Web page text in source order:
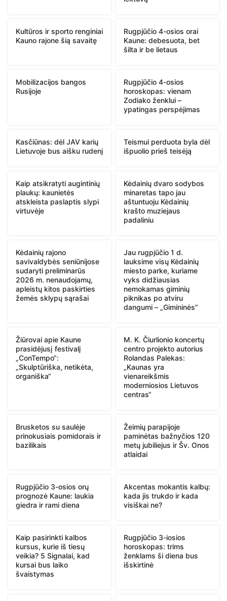
Kultūros ir sporto renginiai
Kauno rajone šią savaitę
Rugpjūčio 4-osios orai
Kaune: debesuota, bet
šilta ir be lietaus
Mobilizacijos bangos
Rusijoje
Rugpjūčio 4-osios
horoskopas: vienam
Zodiako ženklui –
ypatingas perspėjimas
Kasčiūnas: dėl JAV karių
Lietuvoje bus aišku rudenį
Teismui perduota byla dėl
išpuolio prieš teisėją
Kaip atsikratyti augintinių
plaukų: kaunietės
atskleista paslaptis slypi
virtuvėje
Kėdainių dvaro sodybos
minaretas tapo jau
aštuntuoju Kėdainių
krašto muziejaus
padaliniu
Kėdainių rajono
savivaldybės seniūnijose
sudaryti preliminarūs
2026 m. nenaudojamų,
apleistų kitos paskirties
žemės sklypų sąrašai
Jau rugpjūčio 1 d.
lauksime visų Kėdainių
miesto parke, kuriame
vyks didžiausias
nemokamas giminių
piknikas po atviru
dangumi – „Gimininės”
Žiūrovai apie Kaune
prasidėjusį festivalį
„ConTempo“:
„Skulptūriška, netikėta,
organiška“
M. K. Čiurlionio koncertų
centro projekto autorius
Rolandas Palekas:
„Kaunas yra
vienareikšmis
moderniosios Lietuvos
centras“
Brusketos su saulėje
prinokusiais pomidorais ir
bazilikais
Žeimių parapijoje
paminėtas bažnyčios 120
metų jubiliejus ir Šv. Onos
atlaidai
Rugpjūčio 3-osios orų
prognozė Kaune: laukia
giedra ir rami diena
Akcentas mokantis kalbų:
kada jis trukdo ir kada
visiškai ne?
Kaip pasirinkti kalbos
kursus, kurie iš tiesų
veikia? 5 Signalai, kad
kursai bus laiko
švaistymas
Rugpjūčio 3-iosios
horoskopas: trims
ženklams ši diena bus
išskirtinė